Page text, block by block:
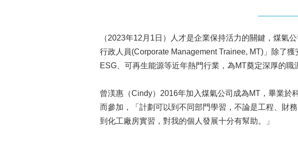
（2023年12月1日）人才是企業保持活力的關鍵，煤氣
行政人員(Corporate Management Trainee, MT)」除了
ESG、可再生能源等近年熱門行業，為MT奠定深厚的職
曾渼惠（Cindy）2016年加入煤氣公司成為MT，畢業
而參加，「計劃可以到不同部門學習，不論是工程、財
到化工廠房實習，對我的個人發展十分有幫助。」